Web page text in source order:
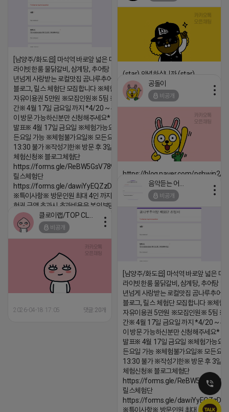
[남양주/화도읍] 마석역 바로앞 넓은 매장과, 프
라이빗한룸 물닭갈비, 삼계탕, 추어탕 맛집 10
년넘게 사랑받는 로컬맛집 곰나루추어탕에서
블로그, 릴스 체험단 모집합니다 ※체험메뉴※
자유이용권 5만원 ※모집인원※ 5팀 ※모집기
간※ 4월 17일 금요일 까지 *4/20 ~ 4/26 사
이 방문 가능하신분만 신청해주세요* ※체험단
발표※ 4월 17일 금요일 ※체험가능요일※ 모
든요일 가능 ※체험불가요일※ 모든요일 12 ~
13:30 불가 ※작성기한※ 방문 후 3일 이내 ※
체험신청※ 블로그체험단
https://forms.gle/ReBW5GsV789ur2Pz6
릴스체험단
https://forms.gle/dawiYyEQZzDdqf8W8
※특이사항※ 방문인원 최대 4인 까지 가능 체
험권 금액 초과시 초과비용은 본인부담입니다.
2026-04-18 17:13
(star) 안녕하십니까 (star)
2026-04-18 17:12
공돌이
비공개
https://blog.naver.com/pshwin2/
2026-04-18 17:12
비공개
[남양주/화도읍] 마석역 바로앞 넓은 매
라이빗한룸 물닭갈비, 삼계탕, 추어탕 맛
년넘게 사랑받는 로컬맛집 곰나루추어
블로그, 릴스 체험단 모집합니다 ※체험
자유이용권 5만원 ※모집인원※ 5팀 ※
간※ 4월 17일 금요일 까지 *4/20 ~ 4/
이 방문 가능하신분만 신청해주세요* ※
발표※ 4월 17일 금요일 ※체험가능요
든요일 가능 ※체험불가요일※ 모든요
13:30 불가 ※작성기한※ 방문 후 3일
체험신청※ 블로그체험단
https://forms.gle/
릴스체험단
https://forms.gle/
※특이사항※ 방문인원 최대 4인 까지
비공개
2026-04-18 17:05 댓글:20개